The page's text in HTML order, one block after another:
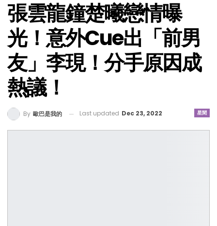
張雲龍鐘楚曦戀情曝
光！意外Cue出「前男
友」李現！分手原因成
熱議！
星聞
By 歐巴是我的 Last updated Dec 23, 2022